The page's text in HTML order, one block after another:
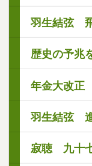
羽生結弦
歴史の予兆
年金大改正
羽生結弦
寂聴 九十